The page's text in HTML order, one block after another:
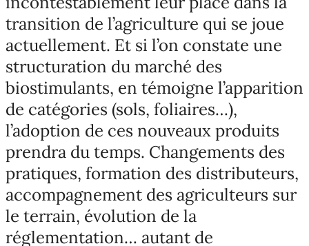
transition de l’agriculture qui se joue
actuellement. Et si l’on constate une
structuration du marché des
biostimulants, en témoigne l’apparition
de catégories (sols, foliaires…),
l’adoption de ces nouveaux produits
prendra du temps. Changements des
pratiques, formation des distributeurs,
accompagnement des agriculteurs sur
le terrain, évolution de la
réglementation… autant de